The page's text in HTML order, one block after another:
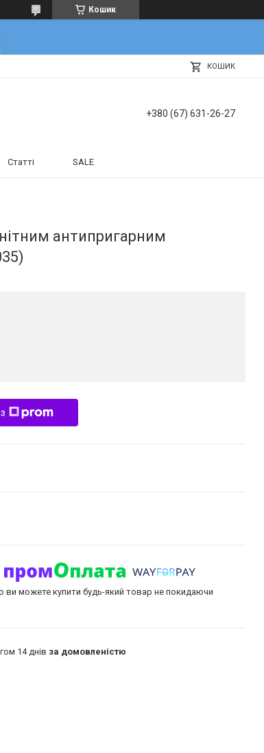
Кошик
КОШИК
+380 (67) 631-26-27
Статті SALE
антипригарним
ви можете купити будь-який товар не покидаючи
14 днів за домовленістю